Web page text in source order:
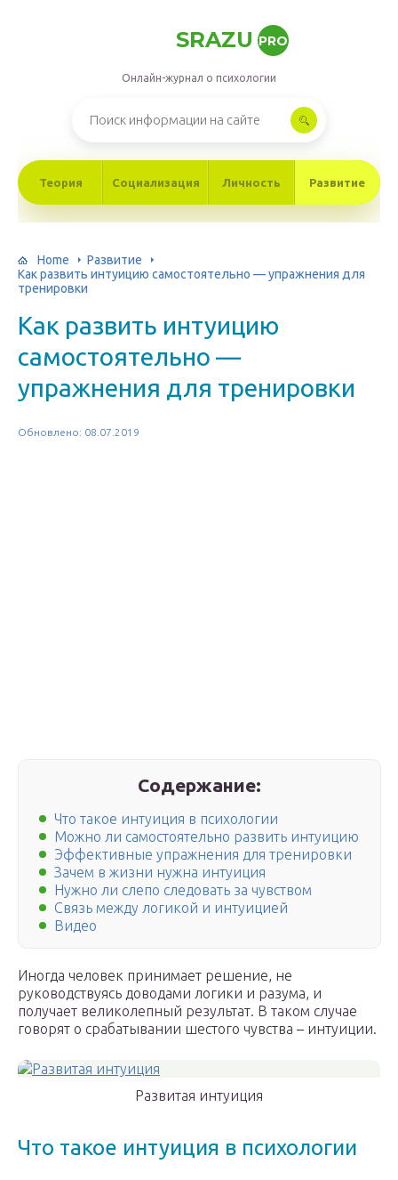
SRAZU PRO
Онлайн-журнал о психологии
Теория Социализация Личность Развитие
Home
Развитие
Как развить интуицию самостоятельно — упражнения для
тренировки
Как развить интуицию
самостоятельно —
упражнения для тренировки
Обновлено: 08.07.2019
Содержание:
Что такое интуиция в психологии
Можно ли самостоятельно развить интуицию
Эффективные упражнения для тренировки
Зачем в жизни нужна интуиция
Нужно ли слепо следовать за чувством
Связь между логикой и интуицией
Видео
Иногда человек принимает решение, не
руководствуясь доводами логики и разума, и
получает великолепный результат. В таком случае
говорят о срабатывании шестого чувства – интуиции.
Развитая интуиция
Что такое интуиция в психологии